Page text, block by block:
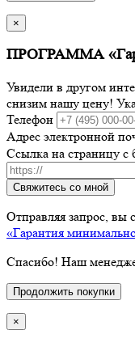
×
ПРОГРАММА
Увидели в другом
снизим нашу цену!
Телефон
Адрес электронной
Ссылка на страницу с
Свяжитесь со мной
Отправляя запрос, вы
«Гарантия
Спасибо! Наш
Продолжить покупки
×